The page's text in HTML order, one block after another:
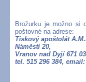
Brožurku je možno si
poštovné na adrese:
Tiskový apoštolát
Náměstí 20,
Vranov nad Dyjí 671
tel. 515 296 384,